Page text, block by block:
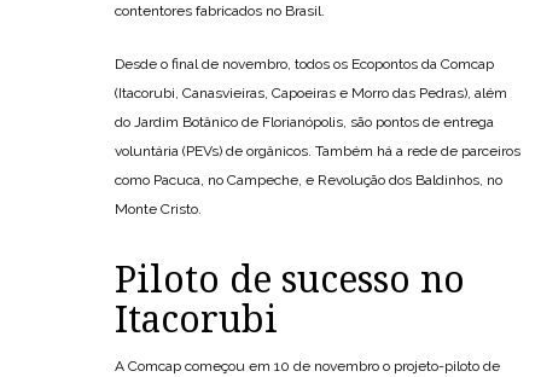
contentores fabricados no Brasil.
Desde o final de novembro, todos os Ecopontos da Comcap
(Itacorubi, Canasvieiras, Capoeiras e Morro das Pedras), além
do Jardim Botânico de Florianópolis, são pontos de entrega
voluntária (PEVs) de orgânicos. Também há a rede de parceiros
como Pacuca, no Campeche, e Revolução dos Baldinhos, no
Monte Cristo.
Piloto de sucesso no
Itacorubi
A Comcap começou em 10 de novembro o projeto-piloto de